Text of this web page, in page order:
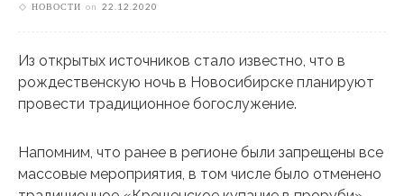
НОВОСТИ on 22.12.2020
Из открытых источников стало известно, что в
рождественскую ночь в Новосибирске планируют
провести традиционное богослужение.
Напомним, что ранее в регионе были запрещены все
массовые мероприятия, в том числе было отменено